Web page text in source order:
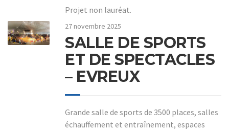
Projet non lauréat.
27 novembre 2025
SALLE DE SPORTS
ET DE SPECTACLES
– EVREUX
Grande salle de sports de 3500 places, salles
échauffement et entraînement, espaces